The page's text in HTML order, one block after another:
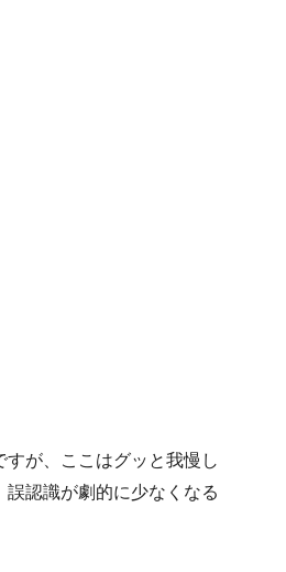
が、ここはグッと我慢し
認識が劇的に少なくなる